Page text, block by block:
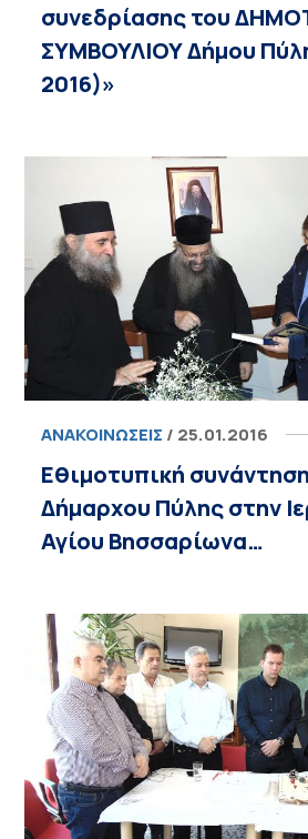
συνεδρίασης του
ΣΥΜΒΟΥΛΙΟΥ Δήμου
2016)»
ΑΝΑΚΟΙΝΏΣΕΙΣ / 25.01.2016
Εθιμοτυπική
Δήμαρχου Πύλης στην
Αγίου Βησσαρίωνα…